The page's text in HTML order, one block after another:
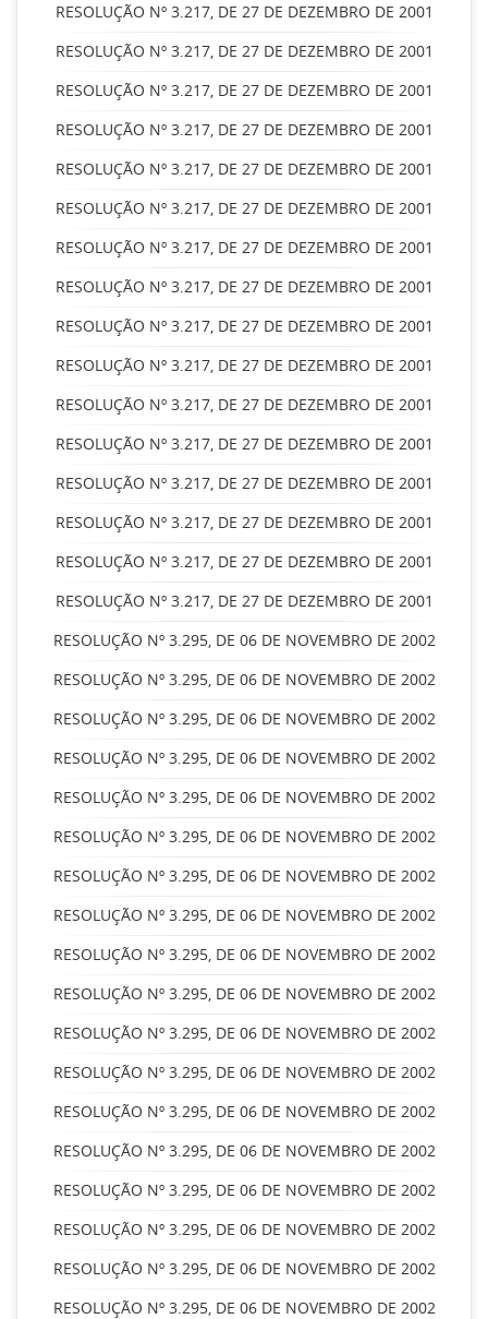
RESOLUÇÃO Nº 3.217, DE 27 DE DEZEMBRO DE 2001
RESOLUÇÃO Nº 3.217, DE 27 DE DEZEMBRO DE 2001
RESOLUÇÃO Nº 3.217, DE 27 DE DEZEMBRO DE 2001
RESOLUÇÃO Nº 3.217, DE 27 DE DEZEMBRO DE 2001
RESOLUÇÃO Nº 3.217, DE 27 DE DEZEMBRO DE 2001
RESOLUÇÃO Nº 3.217, DE 27 DE DEZEMBRO DE 2001
RESOLUÇÃO Nº 3.217, DE 27 DE DEZEMBRO DE 2001
RESOLUÇÃO Nº 3.217, DE 27 DE DEZEMBRO DE 2001
RESOLUÇÃO Nº 3.217, DE 27 DE DEZEMBRO DE 2001
RESOLUÇÃO Nº 3.217, DE 27 DE DEZEMBRO DE 2001
RESOLUÇÃO Nº 3.217, DE 27 DE DEZEMBRO DE 2001
RESOLUÇÃO Nº 3.217, DE 27 DE DEZEMBRO DE 2001
RESOLUÇÃO Nº 3.217, DE 27 DE DEZEMBRO DE 2001
RESOLUÇÃO Nº 3.217, DE 27 DE DEZEMBRO DE 2001
RESOLUÇÃO Nº 3.217, DE 27 DE DEZEMBRO DE 2001
RESOLUÇÃO Nº 3.217, DE 27 DE DEZEMBRO DE 2001
RESOLUÇÃO Nº 3.295, DE 06 DE NOVEMBRO DE 2002
RESOLUÇÃO Nº 3.295, DE 06 DE NOVEMBRO DE 2002
RESOLUÇÃO Nº 3.295, DE 06 DE NOVEMBRO DE 2002
RESOLUÇÃO Nº 3.295, DE 06 DE NOVEMBRO DE 2002
RESOLUÇÃO Nº 3.295, DE 06 DE NOVEMBRO DE 2002
RESOLUÇÃO Nº 3.295, DE 06 DE NOVEMBRO DE 2002
RESOLUÇÃO Nº 3.295, DE 06 DE NOVEMBRO DE 2002
RESOLUÇÃO Nº 3.295, DE 06 DE NOVEMBRO DE 2002
RESOLUÇÃO Nº 3.295, DE 06 DE NOVEMBRO DE 2002
RESOLUÇÃO Nº 3.295, DE 06 DE NOVEMBRO DE 2002
RESOLUÇÃO Nº 3.295, DE 06 DE NOVEMBRO DE 2002
RESOLUÇÃO Nº 3.295, DE 06 DE NOVEMBRO DE 2002
RESOLUÇÃO Nº 3.295, DE 06 DE NOVEMBRO DE 2002
RESOLUÇÃO Nº 3.295, DE 06 DE NOVEMBRO DE 2002
RESOLUÇÃO Nº 3.295, DE 06 DE NOVEMBRO DE 2002
RESOLUÇÃO Nº 3.295, DE 06 DE NOVEMBRO DE 2002
RESOLUÇÃO Nº 3.295, DE 06 DE NOVEMBRO DE 2002
RESOLUÇÃO Nº 3.295, DE 06 DE NOVEMBRO DE 2002